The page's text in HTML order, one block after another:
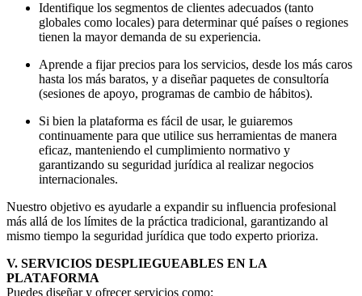
Identifique los segmentos de clientes adecuados (tanto
globales como locales) para determinar qué países o regiones
tienen la mayor demanda de su experiencia.
Aprende a fijar precios para los servicios, desde los más caros
hasta los más baratos, y a diseñar paquetes de consultoría
(sesiones de apoyo, programas de cambio de hábitos).
Si bien la plataforma es fácil de usar, le guiaremos
continuamente para que utilice sus herramientas de manera
eficaz, manteniendo el cumplimiento normativo y
garantizando su seguridad jurídica al realizar negocios
internacionales.
Nuestro objetivo es ayudarle a expandir su influencia profesional
más allá de los límites de la práctica tradicional, garantizando al
mismo tiempo la seguridad jurídica que todo experto prioriza.
V. SERVICIOS DESPLIEGUEABLES EN LA
PLATAFORMA
Puedes diseñar y ofrecer servicios como: